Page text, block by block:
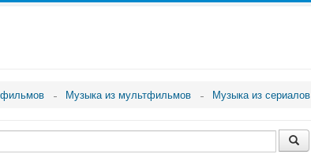
Музыка из мультфильмов Музыка из сериалов